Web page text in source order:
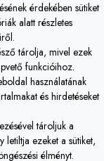
érdekében sütiket
alatt részletes
tárolja, mivel ezek
funkcióihoz.
használatának
és hirdetéseket
tároljuk a
ezeket a sütiket,
élményt.